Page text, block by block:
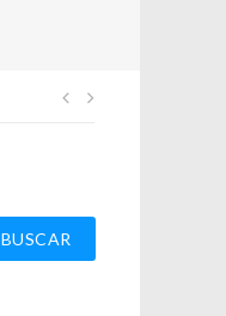
Navegación
entradas
BUSCAR